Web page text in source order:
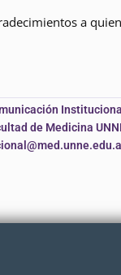
a quien
de Medicina